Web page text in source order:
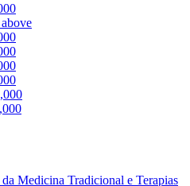
da Medicina Tradicional e Terapias